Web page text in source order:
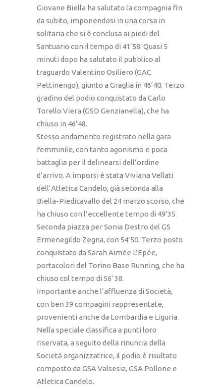
Giovane Biella ha salutato la compagnia fin
da subito, imponendosi in una corsa in
solitaria che si è conclusa ai piedi del
Santuario con il tempo di 41’58. Quasi 5
minuti dopo ha salutato il pubblico al
traguardo Valentino Osiliero (GAC
Pettinengo), giunto a Graglia in 46’40. Terzo
gradino del podio conquistato da Carlo
Torello Viera (GSD Genzianella), che ha
chiuso in 46’48.
Stesso andamento registrato nella gara
femminile, con tanto agonismo e poca
battaglia per il delinearsi dell’ordine
d’arrivo. A imporsi è stata Viviana Vellati
dell’Atletica Candelo, già seconda alla
Biella-Piedicavallo del 24 marzo scorso, che
ha chiuso con l’eccellente tempo di 49’35.
Seconda piazza per Sonia Destro del GS
Ermenegildo Zegna, con 54’50. Terzo posto
conquistato da Sarah Aimée L’Epée,
portacolori del Torino Base Running, che ha
chiuso col tempo di 56′ 38.
Importante anche l’affluenza di Società,
con ben 39 compagini rappresentate,
provenienti anche da Lombardia e Liguria.
Nella speciale classifica a punti loro
riservata, a seguito della rinuncia della
Società organizzatrice, il podio è risultato
composto da GSA Valsesia, GSA Pollone e
Atletica Candelo.